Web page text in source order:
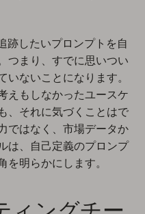
跡したいプロンプトを自
つまり、すでに思いつい
いないことになります。
えもしなかったユースケ
、それに気づくことはで
ではなく、市場データか
は、自己定義のプロンプ
を明らかにします。